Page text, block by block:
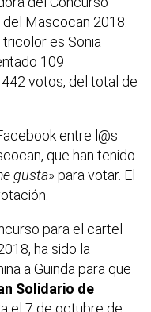
Mascocan 2018.
es Sonia
109
votos, del total de
entre l@s
que han tenido
gusta» para votar. El
para el cartel
ha sido la
a Guinda para que
Solidario de
el 7 de octubre de